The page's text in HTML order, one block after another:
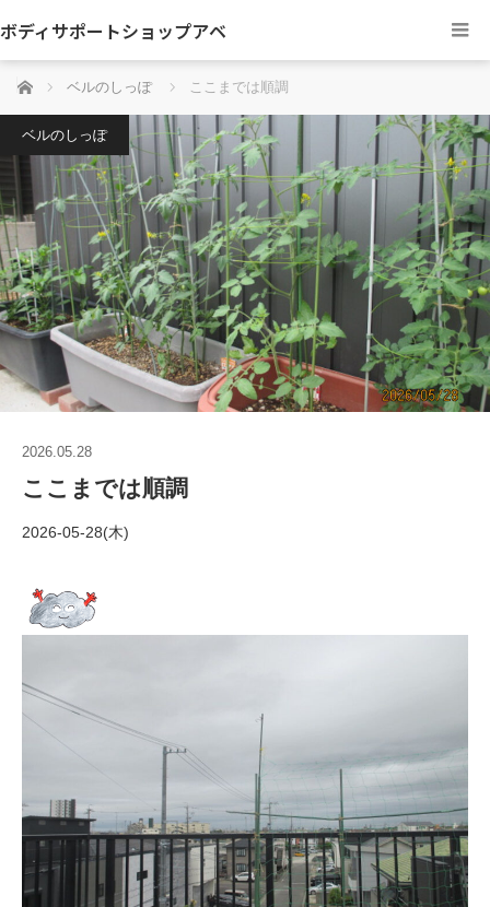
ボディサポートショップアベ
ホーム ベルのしっぽ ここまでは順調
ベルのしっぽ
2026.05.28
ここまでは順調
2026-05-28(木)